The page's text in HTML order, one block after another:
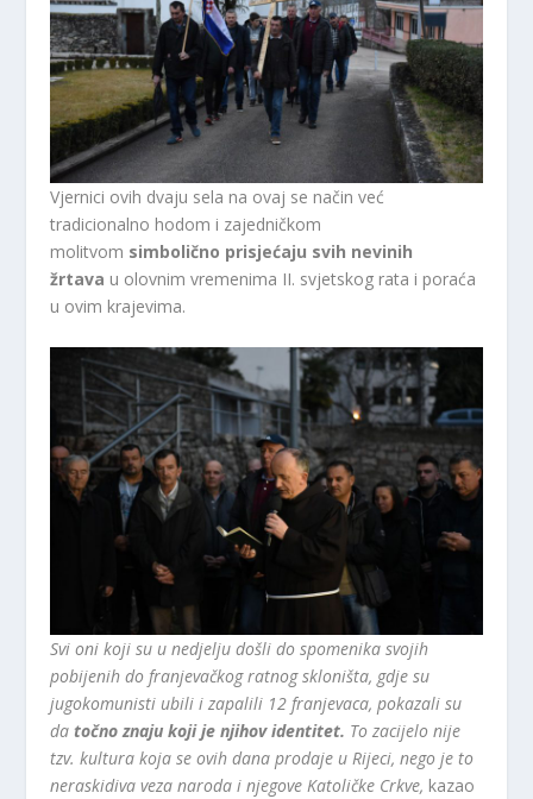
Vjernici ovih dvaju sela na ovaj se način već
tradicionalno hodom i zajedničkom
molitvom simbolično prisjećaju svih nevinih
žrtava u olovnim vremenima II. svjetskog rata i poraća
u ovim krajevima.
Svi oni koji su u nedjelju došli do spomenika svojih
pobijenih do franjevačkog ratnog skloništa, gdje su
jugokomunisti ubili i zapalili 12 franjevaca, pokazali su
datočno znaju koji je njihov identitet. To zacijelo nije
tzv. kultura koja se ovih dana prodaje u Rijeci, nego je to
neraskidiva veza naroda i njegove Katoličke Crkve, kazao